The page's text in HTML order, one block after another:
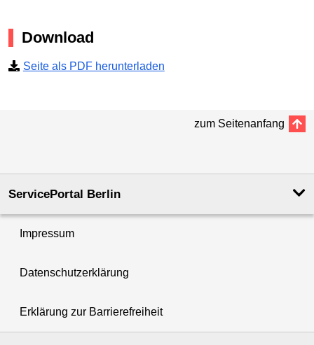
Download
Seite als PDF herunterladen
zum Seitenanfang
ServicePortal Berlin
Impressum
Datenschutzerklärung
Erklärung zur Barrierefreiheit